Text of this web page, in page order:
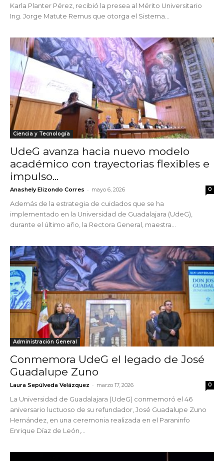
Karla Planter Pérez, recibió la presea al Mérito Universitario
Ing. Jorge Matute Remus que otorga el Sistema...
Ciencia y Tecnología
UdeG avanza hacia nuevo modelo
académico con trayectorias flexibles e
impulso...
Anashely Elizondo Corres - mayo 6, 2026 0
Además de la estrategia de cuidados que se ha
implementado en la Universidad de Guadalajara (UdeG),
durante el último año, la Rectora General, maestra...
Administración General
Conmemora UdeG el legado de José
Guadalupe Zuno
Laura Sepúlveda Velázquez - marzo 17, 2026 0
La Universidad de Guadalajara (UdeG) conmemoró el 46
aniversario luctuoso de su refundador, José Guadalupe Zuno
Hernández, en una ceremonia realizada en el Paraninfo
Enrique Díaz de León,...